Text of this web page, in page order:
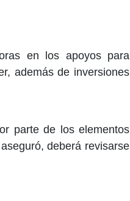
en los apoyos para
además de inversiones
parte de los elementos
deberá revisarse